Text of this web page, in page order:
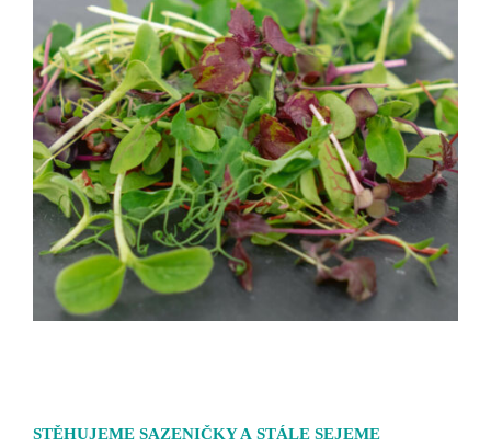
STĚHUJEME SAZENIČKY A STÁLE SEJEME